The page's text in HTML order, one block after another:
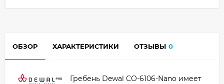
ОБЗОР ХАРАКТЕРИСТИКИ ОТЗЫВЫ 0
Гребень Dewal CO-6106-Nano имеет